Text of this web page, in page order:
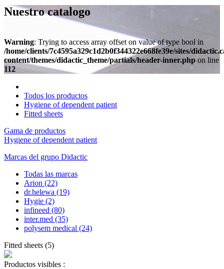
Nuestro catalogo
Warning: Trying to access array offset on value of type bool in
/home/clients/7c4595a329c1d2b0f344322e668fe39e/sites/
content/themes/didactic_theme/partials/header-inner.php on line
112
Todos los productos
Hygiene of dependent patient
Fitted sheets
Gama de productos
Hygiene of dependent patient
Marcas del grupo Didactic
Todas las marcas
Arion (22)
dr.helewa (19)
Hygie (2)
infineed (80)
inter.med (35)
polysem medical (24)
Fitted sheets (5)
Productos visibles :